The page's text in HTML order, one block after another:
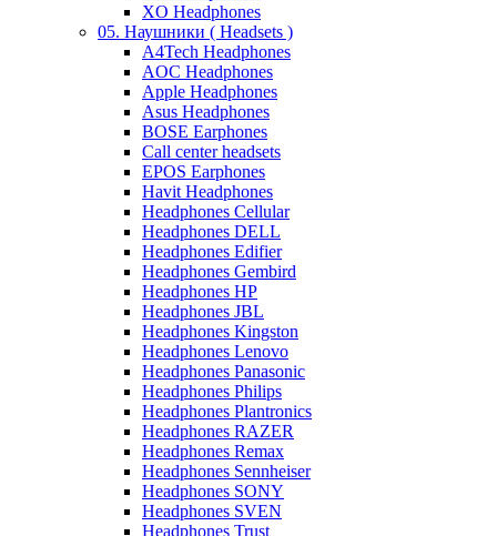
XO Headphones
05. Наушники ( Headsets )
A4Tech Headphones
AOC Headphones
Apple Headphones
Asus Headphones
BOSE Earphones
Call center headsets
EPOS Earphones
Havit Headphones
Headphones Cellular
Headphones DELL
Headphones Edifier
Headphones Gembird
Headphones HP
Headphones JBL
Headphones Kingston
Headphones Lenovo
Headphones Panasonic
Headphones Philips
Headphones Plantronics
Headphones RAZER
Headphones Remax
Headphones Sennheiser
Headphones SONY
Headphones SVEN
Headphones Trust